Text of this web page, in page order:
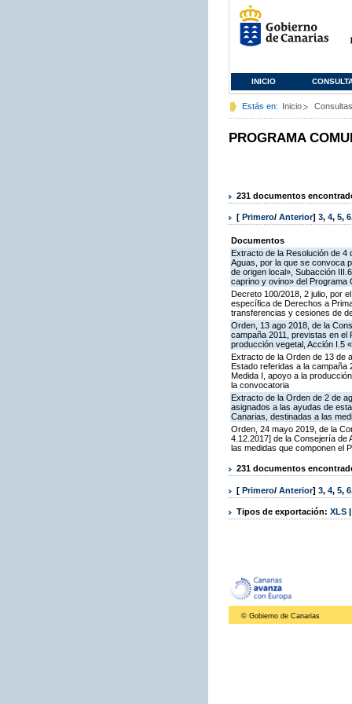
INICIO
Estás en: Inicio Consultas
PROGRAMA
231 documentos
[ Primero/ Anterior] 3, 4, 5, 6
Documentos
Extracto de la Resolución de
Aguas, por la que se convoca
de origen local», Subacción
caprino y ovino» del Programa
Decreto 100/2018, 2 julio, por
específica de Derechos a
transferencias y cesiones de
Orden, 13 ago 2018, de la
campaña 2011, previstas en el
producción vegetal, Acción I.5
Extracto de la Orden de 13 de
Estado referidas a la
Medida I, apoyo a la
la convocatoria
Extracto de la Orden de 2 de
asignados a las ayudas de
Canarias, destinadas a las
Orden, 24 mayo 2019, de la
4.12.2017] de la Consejería
las medidas que componen el
231 documentos
[ Primero/ Anterior] 3, 4, 5, 6
Tipos de exportación: XLS
© Gobierno de Canarias